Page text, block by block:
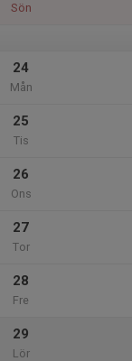
Sön
24
Mån
25
Tis
26
Ons
27
Tor
28
Fre
29
Lör